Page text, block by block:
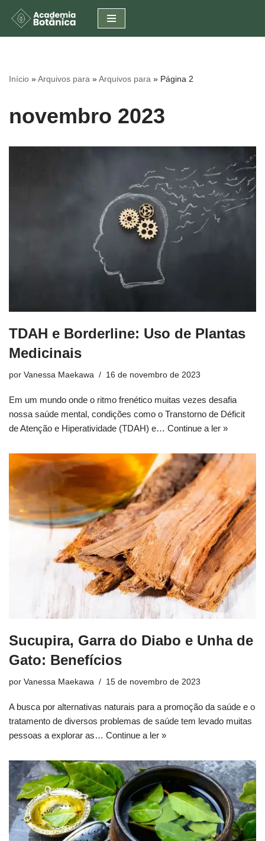
Pular
conteúdo
Início »Arquivos para »Arquivos para » Página 2
novembro 2023
TDAH e Borderline: Uso de Plantas
Medicinais
por Vanessa Maekawa 16 de novembro de 2023
Em um mundo onde o ritmo frenético muitas vezes desafia
nossa saúde mental, condições como o Transtorno de Déficit
de Atenção e Hiperatividade (TDAH) e… Continue a ler »
Sucupira, Garra do Diabo e Unha de
Gato: Benefícios
por Vanessa Maekawa 15 de novembro de 2023
A busca por alternativas naturais para a promoção da saúde e o
tratamento de diversos problemas de saúde tem levado muitas
pessoas a explorar as… Continue a ler »